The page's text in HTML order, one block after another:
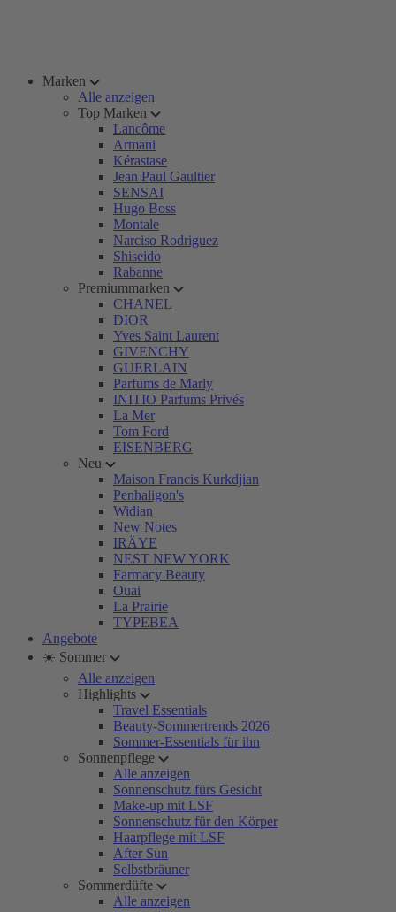
Marken
Alle anzeigen
Top Marken
Lancôme
Armani
Kérastase
Jean Paul Gaultier
SENSAI
Hugo Boss
Montale
Narciso Rodriguez
Shiseido
Rabanne
Premiummarken
CHANEL
DIOR
Yves Saint Laurent
GIVENCHY
GUERLAIN
Parfums de Marly
INITIO Parfums Privés
La Mer
Tom Ford
EISENBERG
Neu
Maison Francis Kurkdjian
Penhaligon's
Widian
New Notes
IRÄYE
NEST NEW YORK
Farmacy Beauty
Ouai
La Prairie
TYPEBEA
Angebote
☀️ Sommer
Alle anzeigen
Highlights
Travel Essentials
Beauty-Sommertrends 2026
Sommer-Essentials für ihn
Sonnenpflege
Alle anzeigen
Sonnenschutz fürs Gesicht
Make-up mit LSF
Sonnenschutz für den Körper
Haarpflege mit LSF
After Sun
Selbstbräuner
Sommerdüfte
Alle anzeigen